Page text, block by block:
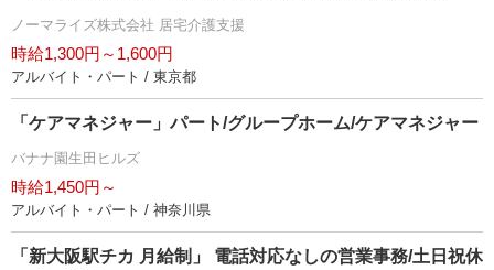
ノーマライズ株式会社 居宅介護支援
時給1,300円～1,600円
アルバイト・パート / 東京都
「ケアマネジャー」パート/グループホーム/ケアマネジャー
バナナ園生田ヒルズ
時給1,450円～
アルバイト・パート / 神奈川県
「新大阪駅チカ 月給制」 電話対応なしの営業事務/土日祝休